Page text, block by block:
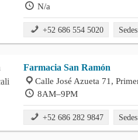
N/a
+52 686 554 5020
Farmacia San Ramón
Calle José Azueta 71,
8AM–9PM
+52 686 282 9847